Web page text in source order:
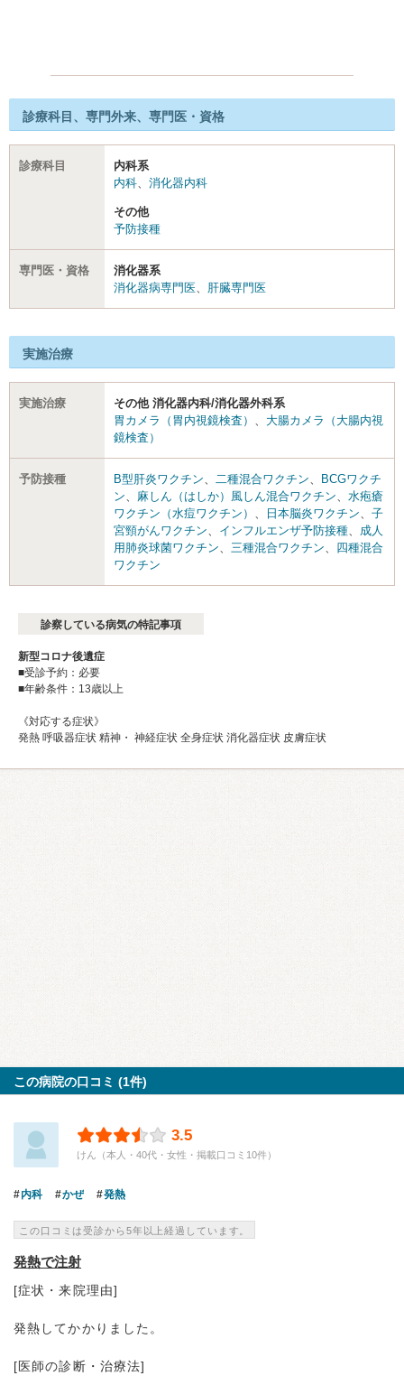
診療科目、専門外来、専門医・資格
診療科目
内科系
内科、 消化器内科
その他
予防接種
専門医・資格
消化器系
消化器病専門医、 肝臓専門医
実施治療
実施治療
その他 消化器内科/消化器外科系
胃カメラ（胃内視鏡検査） 、 大腸カメラ（大腸内視
鏡検査）
予防接種 B型肝炎ワクチン、 二種混合ワクチン、
BCGワクチ
ン、 麻しん（はしか）風しん混合ワクチン、 水疱瘡
ワクチン（水痘ワクチン） 、 日本脳炎ワクチン、 子
宮頸がんワクチン、 インフルエンザ予防接種、 成人
用肺炎球菌ワクチン、 三種混合ワクチン、 四種混合
ワクチン
診察している病気の特記事項
新型コロナ後遺症
■受診予約：必要
■年齢条件：13歳以上
《対応する症状》
発熱 呼吸器症状 精神・ 神経症状 全身症状 消化器症状 皮膚症状
この病院の口コミ (1件)
3.5
けん（本人・40代・女性・掲載口コミ10件）
内科 かぜ 発熱
この口コミは受診から5年以上経過しています。
発熱で注射
[症状・来院理由]
発熱してかかりました。
[医師の診断・治療法]